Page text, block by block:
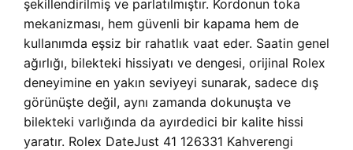
şekillendirilmiş ve parlatılmıştır. Kordonun toka
mekanizması, hem güvenli bir kapama hem de
kullanımda eşsiz bir rahatlık vaat eder. Saatin genel
ağırlığı, bilekteki hissiyatı ve dengesi, orijinal Rolex
deneyimine en yakın seviyeyi sunarak, sadece dış
görünüşte değil, aynı zamanda dokunuşta ve
bilekteki varlığında da ayırdedici bir kalite hissi
yaratır. Rolex DateJust 41 126331 Kahverengi